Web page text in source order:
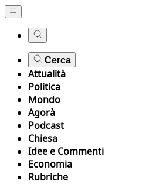
Cerca
Attualità
Politica
Mondo
Agorà
Podcast
Chiesa
Idee e Commenti
Economia
Rubriche